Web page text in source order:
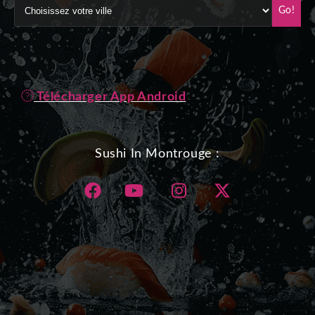
Go!
Télécharger App Android
Sushi In Montrouge :